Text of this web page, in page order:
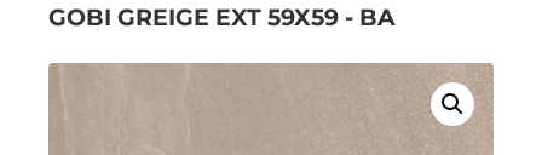
GOBI GREIGE EXT 59X59 - BA